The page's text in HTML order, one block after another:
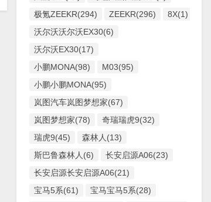
极氪ZEEKR(294)
ZEEKR(296)
8X(1)
沃尔沃沃尔沃EX30(6)
沃尔沃EX30(17)
小鹏MONA(98)
M03(95)
小鹏小鹏MONA(95)
岚图汽车岚图梦想家(67)
岚图梦想家(78)
奇瑞瑞虎9(32)
瑞虎9(45)
森林人(13)
斯巴鲁森林人(6)
长安启源A06(23)
长安启源长安启源A06(21)
宝马5系(61)
宝马宝马5系(28)